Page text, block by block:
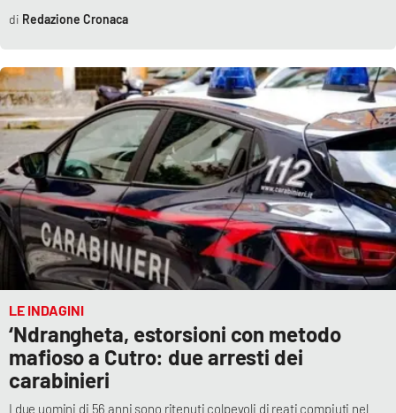
Leggendo Alvaro insieme
Imprese Di Calabria
Le perfidie di Antonella Grippo
Venti di comunicazione
STREAMING
LaC TV
LaC Network
Redazione Cronaca
LE INDAGINI
‘Ndrangheta, estorsioni con metodo
mafioso a Cutro: due arresti dei
carabinieri
I due uomini di 56 anni sono ritenuti colpevoli di reati compiuti nel